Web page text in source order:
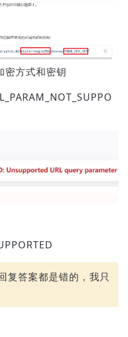
密方式和密钥
复答案都是错的，我只